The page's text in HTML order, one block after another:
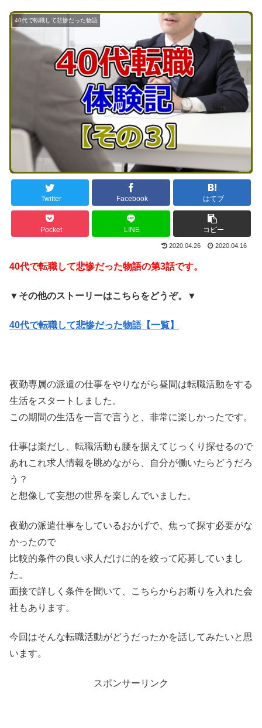
40代で転職して悲惨だった物語
Twitter Facebook はてブ
Pocket LINE コピー
2020.04.26 2020.04.16
40代で転職して悲惨だった物語の第3話です。
▼その他のストーリーはこちらをどうぞ。▼
40代で転職して悲惨だった物語【一覧】
夜勤専属の派遣の仕事をやりながら昼間は転職活動をする
生活をスタートしました。
この期間の生活を一言で言うと、非常に楽しかったです。
仕事は楽だし、転職活動も腰を据えてじっくり探せるので
あれこれ求人情報を眺めながら、自分が働いたらどうだろ
う？
と想像して妄想の世界を楽しんでいました。
夜勤の派遣仕事をしているおかげで、焦って探す必要がな
かったので
比較的条件の良い求人だけに的を絞って応募していまし
た。
面接で詳しく条件を聞いて、こちらからお断りを入れた会
社もあります。
今回はそんな転職活動がどうだったかを話してみたいと思
います。
スポンサーリンク